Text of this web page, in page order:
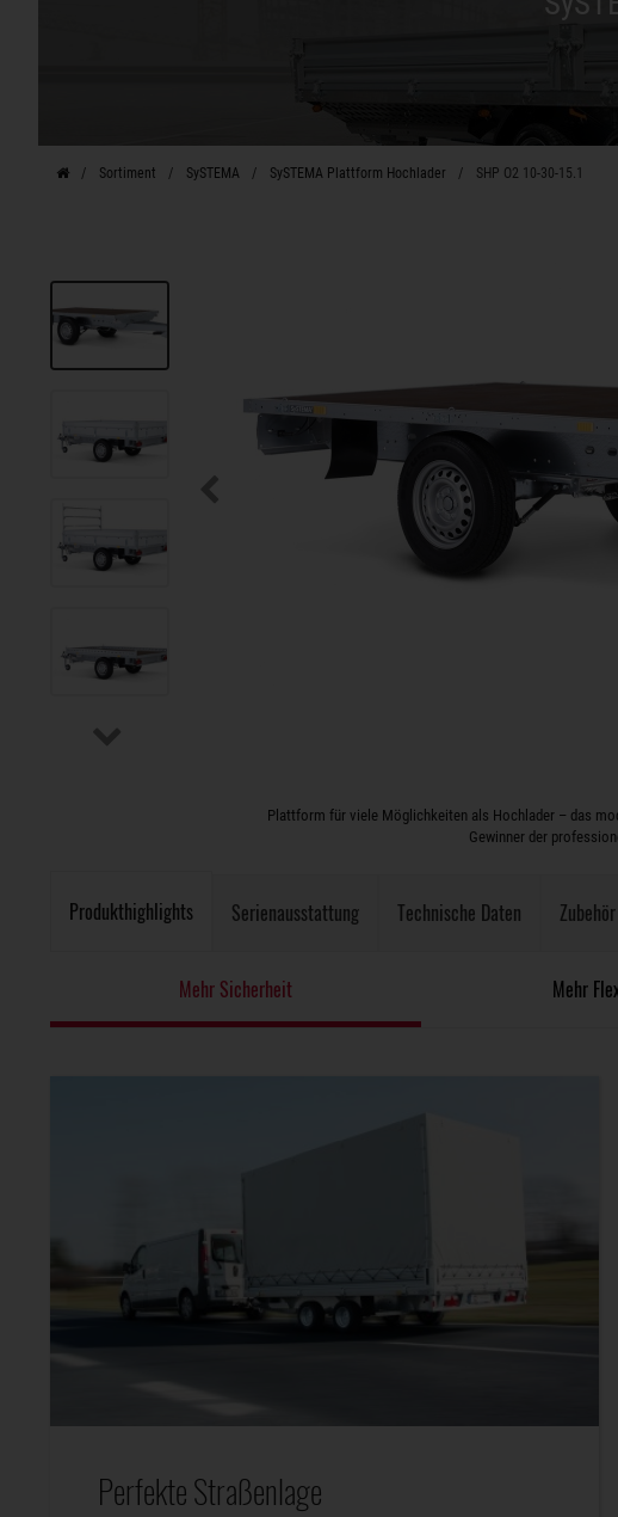
Sortiment SySTEMA SySTEMA Plattform Hochlader SHP O2 10-30-15.1
Plattform für viele Möglichkeiten als Hochlader – das
Gewinner der
Produkthighlights Serienausstattung Technische Daten
Mehr Sicherheit Mehr
Perfekte Straßenlage